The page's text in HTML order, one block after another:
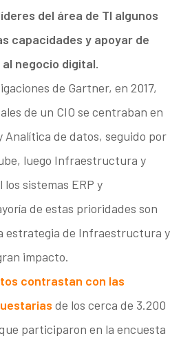
del área de TI algunos
capacidades y apoyar de
negocio digital.
de Gartner, en 2017,
de un CIO se centraban en
Analítica de datos, seguido por
luego Infraestructura y
sistemas ERP y
de estas prioridades son
estrategia de Infraestructura y
impacto.
contrastan con las
de los cerca de 3.200
participaron en la encuesta